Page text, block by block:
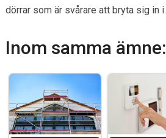
dörrar som är svårare att bryta sig in i.
Inom samma ämne: